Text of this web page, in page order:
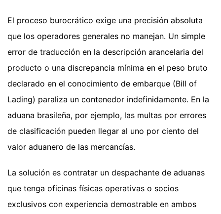
El proceso burocrático exige una precisión absoluta
que los operadores generales no manejan. Un simple
error de traducción en la descripción arancelaria del
producto o una discrepancia mínima en el peso bruto
declarado en el conocimiento de embarque (Bill of
Lading) paraliza un contenedor indefinidamente. En la
aduana brasileña, por ejemplo, las multas por errores
de clasificación pueden llegar al uno por ciento del
valor aduanero de las mercancías.
La solución es contratar un despachante de aduanas
que tenga oficinas físicas operativas o socios
exclusivos con experiencia demostrable en ambos